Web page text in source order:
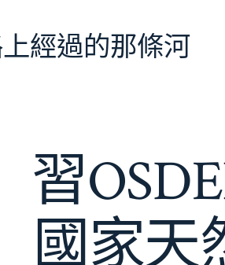
經過的那條河
習
國家天